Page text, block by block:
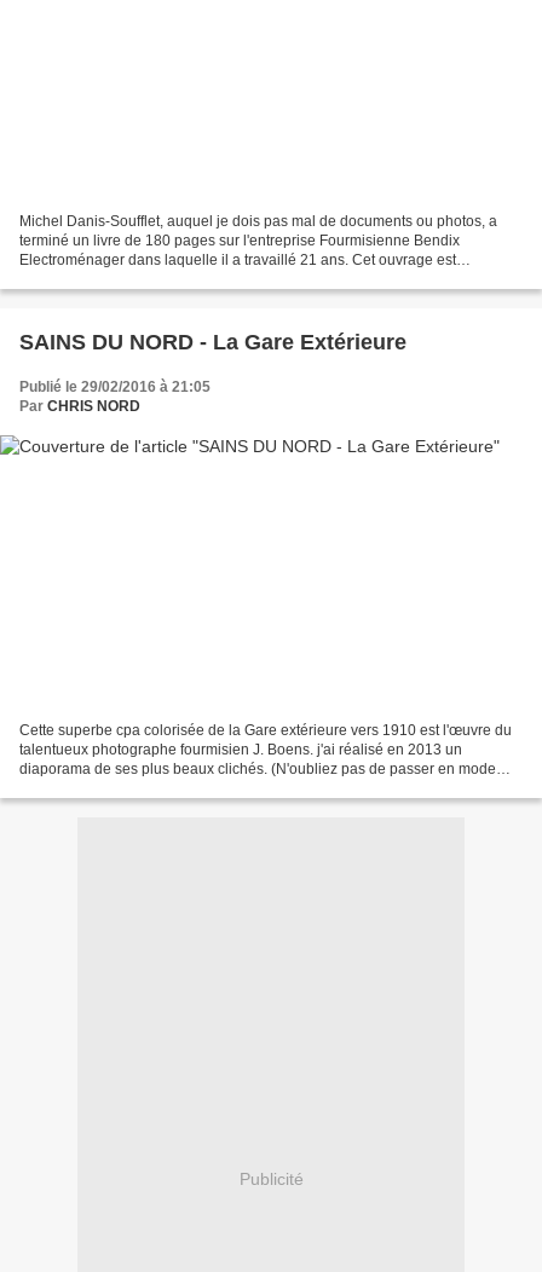
Michel Danis-Soufflet, auquel je dois pas mal de documents ou photos, a
terminé un livre de 180 pages sur l'entreprise Fourmisienne Bendix
Electroménager dans laquelle il a travaillé 21 ans. Cet ouvrage est
SAINS DU NORD - La Gare Extérieure
Publié le 29/02/2016 à 21:05
Par CHRIS NORD
Cette superbe cpa colorisée de la Gare extérieure vers 1910 est l'œuvre du
talentueux photographe fourmisien J. Boens. j'ai réalisé en 2013 un
diaporama de ses plus beaux clichés. (N'oubliez pas de passer en mode
Publicité